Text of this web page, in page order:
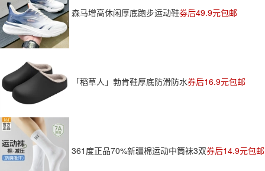
森马增高休闲厚底跑步运动鞋劵后49.9元包邮
「稻草人」勃肯鞋厚底防滑防水券后16.9元包邮
361度正品70%新疆棉运动中筒袜3双券后14.9元包邮